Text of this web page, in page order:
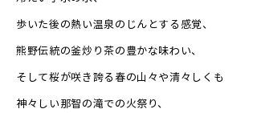
歩いた後の熱い温泉のじんとする感覚、
熊野伝統の釜炒り茶の豊かな味わい、
そして桜が咲き誇る春の山々や清々しくも
神々しい那智の滝での火祭り、